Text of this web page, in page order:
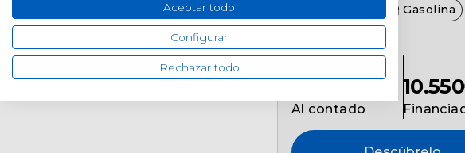
Gasolina
11.390€
Al contado
Aceptar todo
Configurar
Rechazar todo